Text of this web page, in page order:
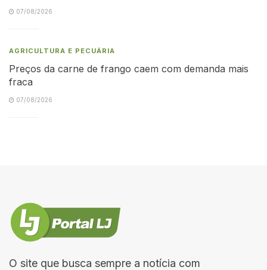
07/08/2026
AGRICULTURA E PECUÁRIA
Preços da carne de frango caem com demanda mais
fraca
07/08/2026
O site que busca sempre a notícia com